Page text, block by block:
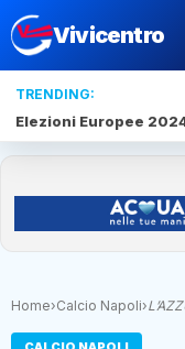
Vivicentro
TRENDING:
Elezioni Europee
Home›Calcio Napoli›